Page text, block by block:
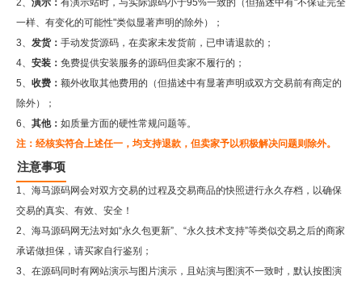
2、 演示： 有演示站时，与实际源码小于95%一致的（但描述中有"不保证完全
一样、有变化的可能性"类似显著声明的除外）；
3、 发货： 手动发货源码，在卖家未发货前，已申请退款的；
4、 安装： 免费提供安装服务的源码但卖家不履行的；
5、 收费： 额外收取其他费用的（但描述中有显著声明或双方交易前有商定的
除外）；
6、 其他： 如质量方面的硬性常规问题等。
注：经核实符合上述任一，均支持退款，但卖家予以积极解决问题则除外。
注意事项
1、海马源码网会对双方交易的过程及交易商品的快照进行永久存档，以确保
交易的真实、有效、安全！
2、 海马源码网无法对如“永久包更新”、“永久技术支持”等类似交易之后的商家
承诺做担保，请买家自行鉴别；
3、在源码同时有网站演示与图片演示，且站演与图演不一致时，默认按图演